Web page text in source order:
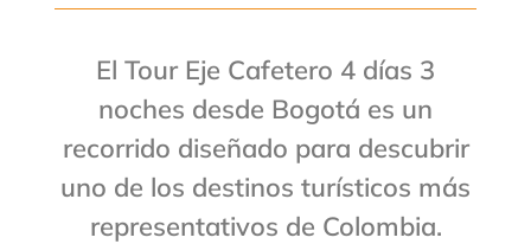
El Tour Eje Cafetero 4 días 3
noches desde Bogotá es un
recorrido diseñado para descubrir
uno de los destinos turísticos más
representativos de Colombia.